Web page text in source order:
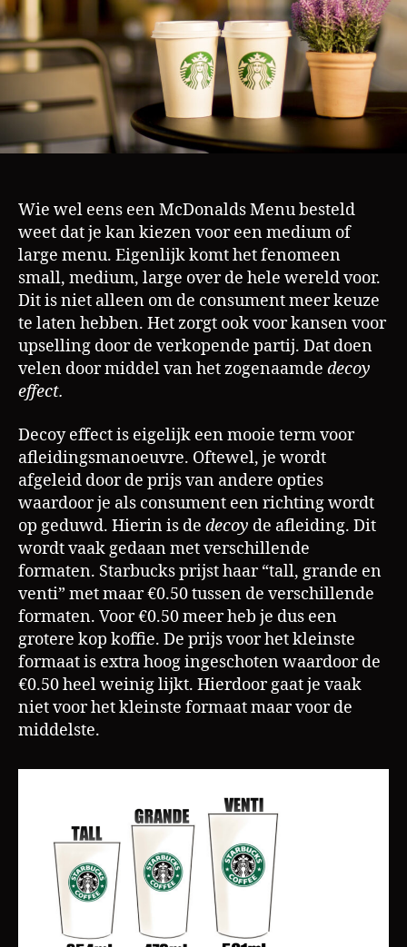
Wie wel eens een McDonalds Menu besteld
weet dat je kan kiezen voor een medium of
large menu. Eigenlijk komt het fenomeen
small, medium, large over de hele wereld voor.
Dit is niet alleen om de consument meer keuze
te laten hebben. Het zorgt ook voor kansen voor
upselling door de verkopende partij. Dat doen
velen door middel van het zogenaamde decoy
effect.
Decoy effect is eigelijk een mooie term voor
afleidingsmanoeuvre. Oftewel, je wordt
afgeleid door de prijs van andere opties
waardoor je als consument een richting wordt
op geduwd. Hierin is de decoy de afleiding. Dit
wordt vaak gedaan met verschillende
formaten. Starbucks prijst haar “tall, grande en
venti” met maar €0.50 tussen de verschillende
formaten. Voor €0.50 meer heb je dus een
grotere kop koffie. De prijs voor het kleinste
formaat is extra hoog ingeschoten waardoor de
€0.50 heel weinig lijkt. Hierdoor gaat je vaak
niet voor het kleinste formaat maar voor de
middelste.